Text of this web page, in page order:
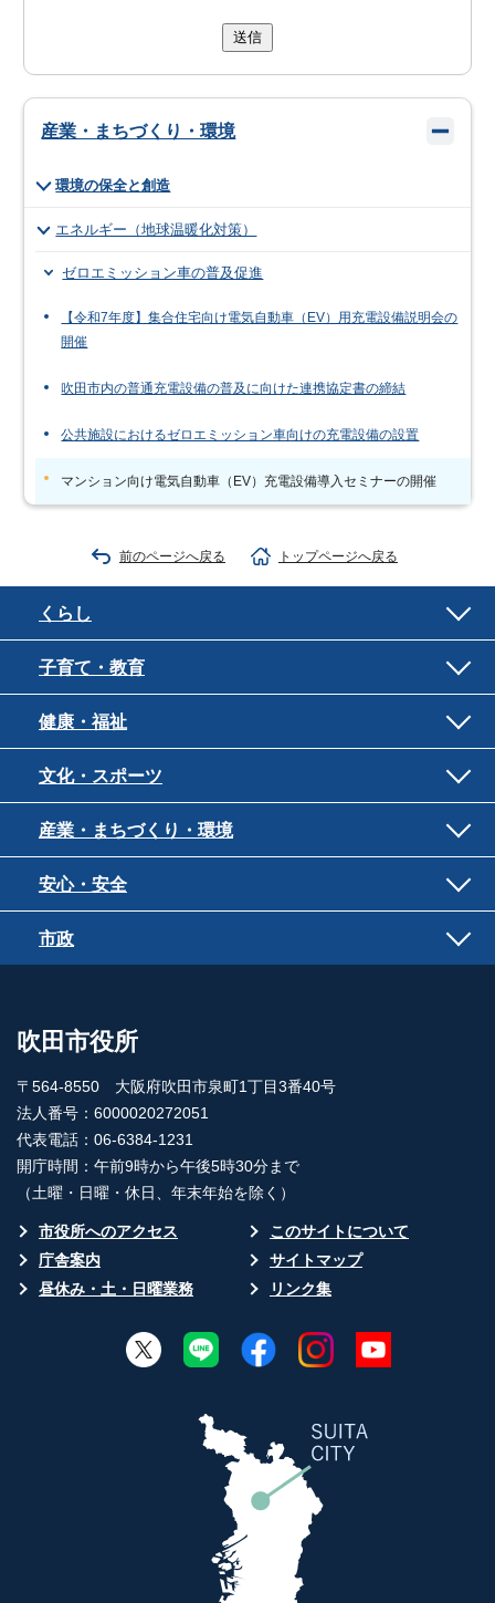
送信
産業・まちづくり・環境
環境の保全と創造
エネルギー（地球温暖化対策）
ゼロエミッション車の普及促進
【令和7年度】集合住宅向け電気自動車（EV）用充電設備説明会の
開催
吹田市内の普通充電設備の普及に向けた連携協定書の締結
公共施設におけるゼロエミッション車向けの充電設備の設置
マンション向け電気自動車（EV）充電設備導入セミナーの開催
前のページへ戻る トップページへ戻る
くらし
子育て・教育
健康・福祉
文化・スポーツ
産業・まちづくり・環境
安心・安全
市政
吹田市役所
〒564-8550 大阪府吹田市泉町1丁目3番40号
法人番号：6000020272051
代表電話：06-6384-1231
開庁時間：午前9時から午後5時30分まで
（土曜・日曜・休日、年末年始を除く）
市役所へのアクセス
このサイトについて
庁舎案内
サイトマップ
昼休み・土・日曜業務
リンク集